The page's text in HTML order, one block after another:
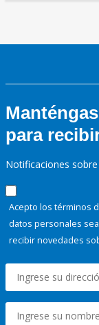
para
Notificaciones
Acepto los términos
datos personales
recibir novedades